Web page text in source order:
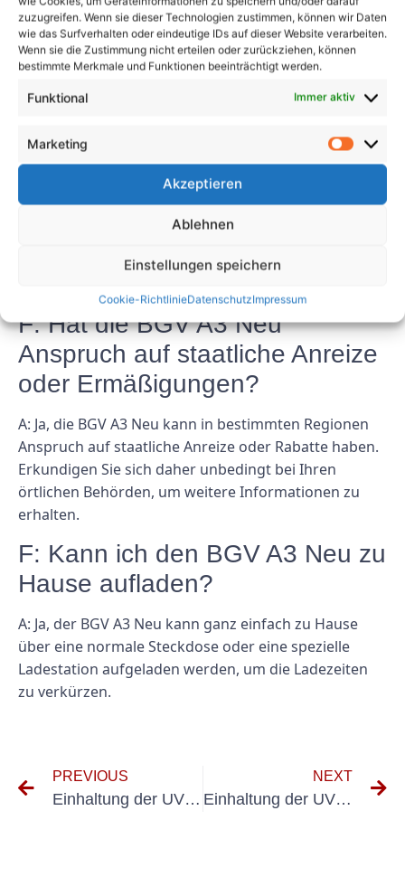
zuzugreifen. Wenn sie dieser Technologien zustimmen, können wir Daten
wie das Surfverhalten oder eindeutige IDs auf dieser Website verarbeiten.
Wenn sie die Zustimmung nicht erteilen oder zurückziehen, können
bestimmte Merkmale und Funktionen beeinträchtigt werden.
Funktional Immer aktiv
Marketing
Akzeptieren
Ablehnen
Einstellungen speichern
Cookie-RichtlinieDatenschutzImpressum
Leben oder einfach nur den Nervenkitzel offener
Straßen begeistern, der BGV A3 Neu ist die perfekte
Wahl für Fahrer, die schon heute die Zukunft der
F: Wie lange hält der Akku des
BGV A3 Neu?
Fahrbedingungen und Nutzung mit einer einzigen
F: Hat die BGV A3 Neu
Anspruch auf staatliche Anreize
oder Ermäßigungen?
A: Ja, die BGV A3 Neu kann in bestimmten Regionen
Anspruch auf staatliche Anreize oder Rabatte haben.
Erkundigen Sie sich daher unbedingt bei Ihren
örtlichen Behörden, um weitere Informationen zu
erhalten.
F: Kann ich den BGV A3 Neu zu
Hause aufladen?
A: Ja, der BGV A3 Neu kann ganz einfach zu Hause
über eine normale Steckdose oder eine spezielle
Ladestation aufgeladen werden, um die Ladezeiten
zu verkürzen.
PREVIOUS
Einhaltung der UVV Flurförderzeuge BGV D27: Ein Muss für jeden Lageristen
NEXT
Einhaltung der UVV bei PKW: Tipps zur Gewährleistung der Fahrzeugsicherheit